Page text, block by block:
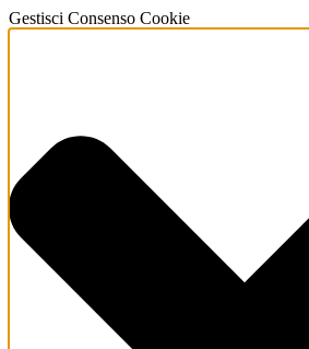
Gestisci Consenso Cookie